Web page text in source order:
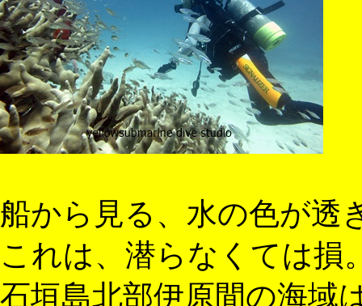
船から見る、水の色が透
これは、潜らなくては損
石垣島北部伊原間の海域